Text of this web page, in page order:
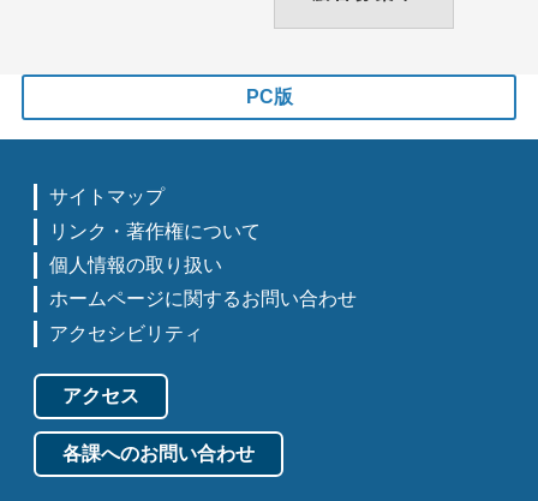
PC版
サイトマップ
リンク・著作権について
個人情報の取り扱い
ホームページに関するお問い合わせ
アクセシビリティ
アクセス
各課へのお問い合わせ